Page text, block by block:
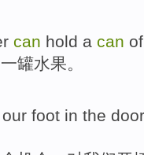
can hold a can
一罐水果。
our foot in the door